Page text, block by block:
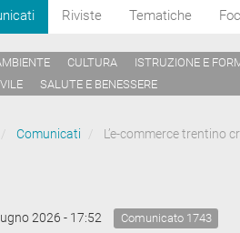
Riviste Tematiche
CULTURA ISTRUZIONE E
SALUTE E BENESSERE
Comunicati L’e-commerce trentino
2026 - 17:52 Comunicato 1743